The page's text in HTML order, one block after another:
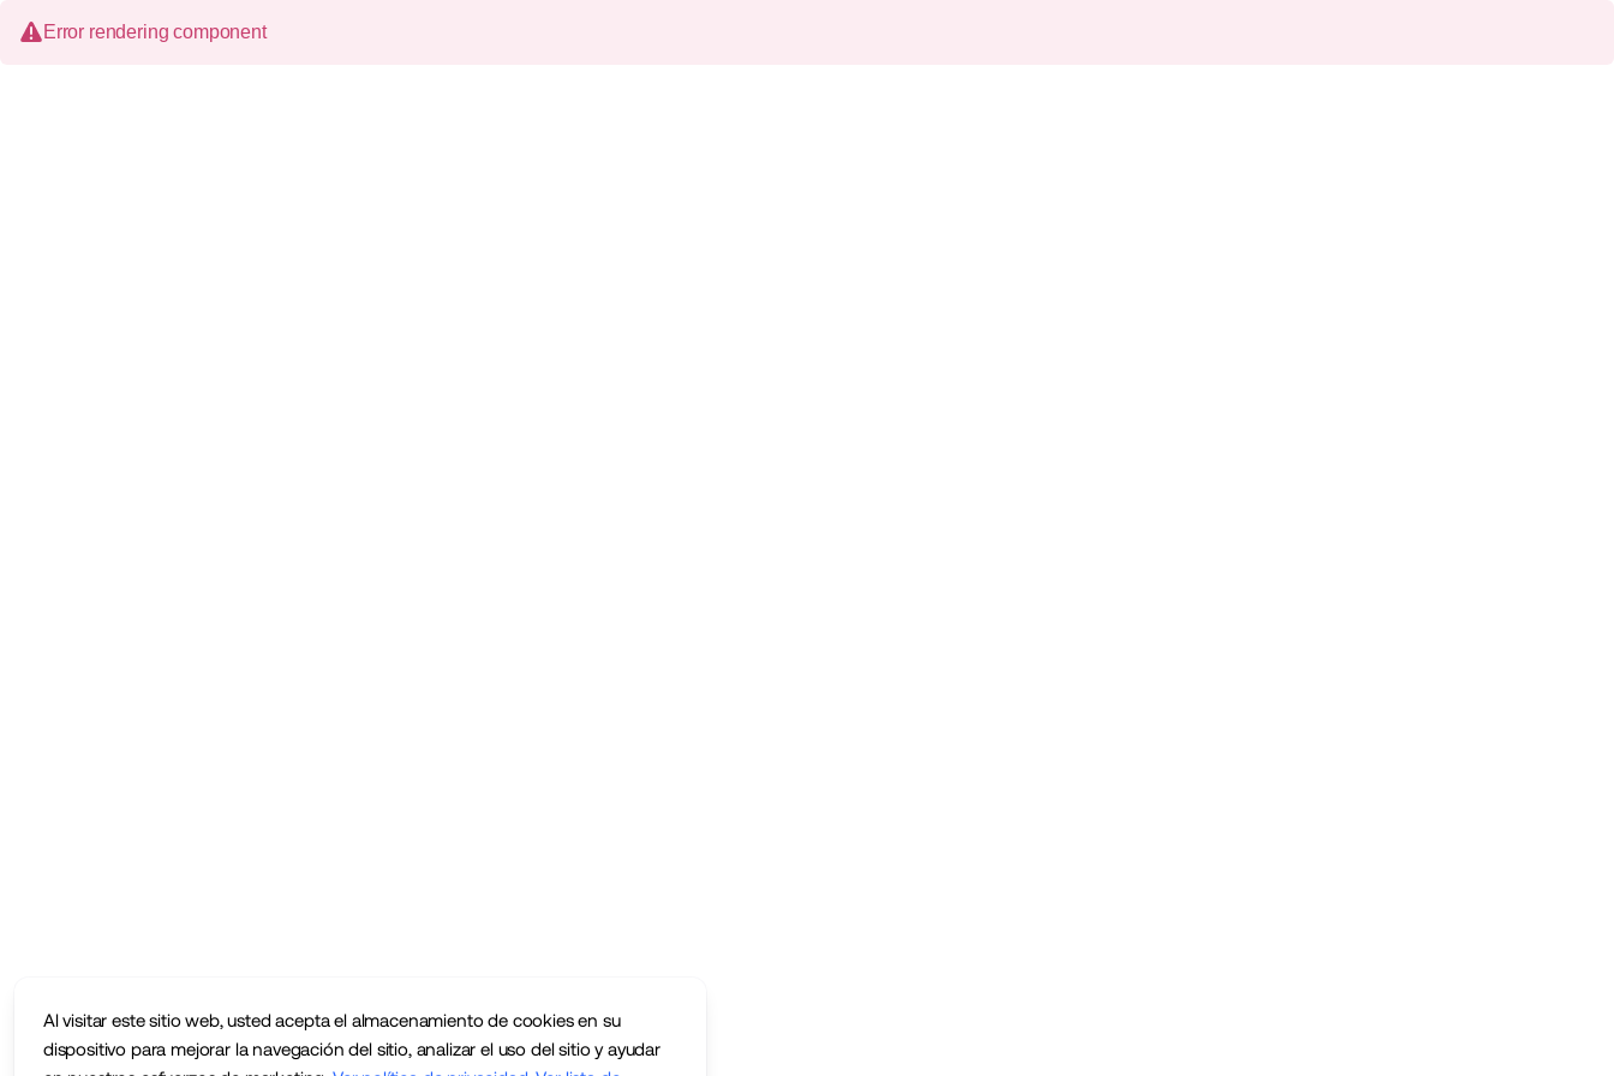
Al visitar este sitio web, usted acepta el almacenamiento de cookies en su
dispositivo para mejorar la navegación del sitio, analizar el uso del sitio y ayudar
Error rendering component